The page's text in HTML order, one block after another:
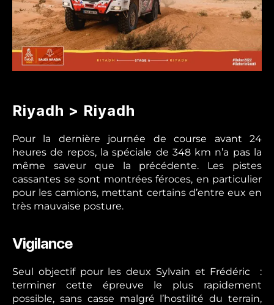
Riyadh > Riyadh
Pour la dernière journée de course avant 24
heures de repos, la spéciale de 348 km n’a pas la
même saveur que la précédente. Les pistes
cassantes se sont montrées féroces, en particulier
pour les camions, mettant certains d’entre eux en
très mauvaise posture.
Vigilance
Seul objectif pour les deux Sylvain et Frédéric :
terminer cette épreuve le plus rapidement
possible, sans casse malgré l’hostilité du terrain,